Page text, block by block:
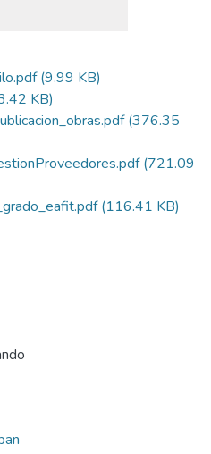
(9.99 KB)
KB)
(376.35
(721.09
(116.41 KB)